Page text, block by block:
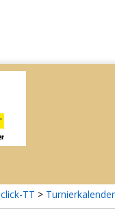
click-TT > Turnierkalender